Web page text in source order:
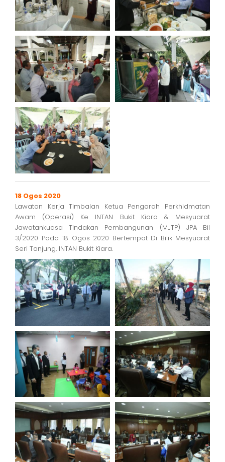
18 Ogos 2020
Lawatan Kerja Timbalan Ketua Pengarah Perkhidmatan
Awam (Operasi) Ke INTAN Bukit Kiara & Mesyuarat
Jawatankuasa Tindakan Pembangunan (MJTP) JPA Bil
3/2020 Pada 18 Ogos 2020 Bertempat Di Bilik Mesyuarat
Seri Tanjung, INTAN Bukit Kiara.